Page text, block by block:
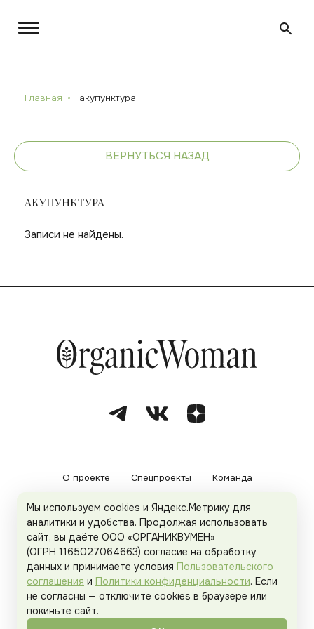
Главная акупунктура
ВЕРНУТЬСЯ НАЗАД
АКУПУНКТУРА
Записи не найдены.
О проекте Спецпроекты Команда
Рекламодателям Политика конфиденциальности
Пользовательское соглашение
Organicwoman.ru . Все права защищены.
Мы используем cookies и Яндекс.Метрику для
аналитики и удобства. Продолжая использовать
сайт, вы даёте ООО «ОРГАНИКВУМЕН»
(ОГРН 1165027064663) согласие на обработку
данных и принимаете условия Пользовательского
соглашения и Политики конфиденциальности. Если
не согласны — отключите cookies в браузере или
покиньте сайт.